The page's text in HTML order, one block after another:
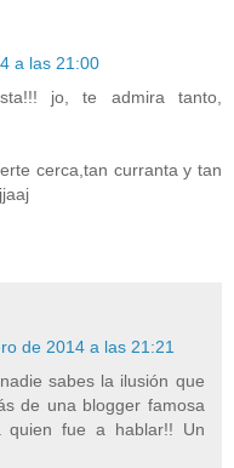
a las 21:00
jo, te admira tanto,
cerca,tan curranta y tan
de 2014 a las 21:21
sabes la ilusión que
de una blogger famosa
quien fue a hablar!! Un